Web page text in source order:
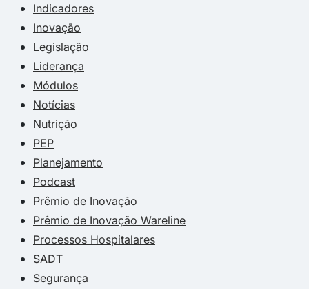
Indicadores
Inovação
Legislação
Liderança
Módulos
Notícias
Nutrição
PEP
Planejamento
Podcast
Prêmio de Inovação
Prêmio de Inovação Wareline
Processos Hospitalares
SADT
Segurança